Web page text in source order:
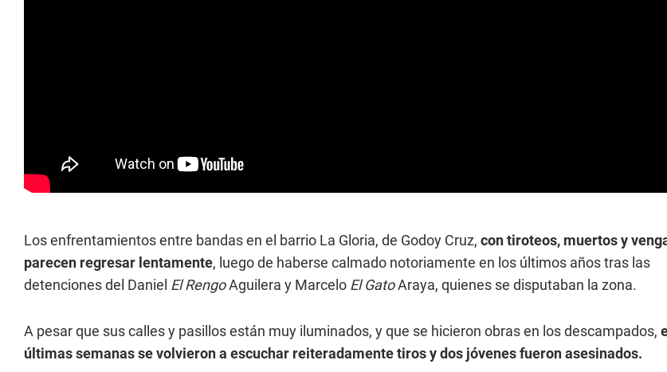
Los enfrentamientos entre bandas en el barrio La Gloria, de Godoy Cruz, con tiroteos, muertos y
parecen regresar lentamente, luego de haberse calmado notoriamente en los últimos años tras las
detenciones del Daniel El RengoAguilera y Marcelo El GatoAraya, quienes se disputaban la zona.
A pesar que sus calles y pasillos están muy iluminados, y que se hicieron obras en los descampados,
últimas semanas se volvieron a escuchar reiteradamente tiros y dos jóvenes fueron asesinados.